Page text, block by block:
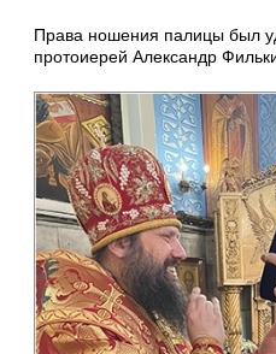
Права ношения палицы был
протоиерей Александр